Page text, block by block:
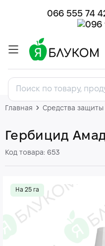
066 555 74
Главная Средства защиты
Гербицид
Код товара: 653
На 25 га